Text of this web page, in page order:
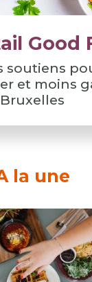
Good
soutiens
et moins
Bruxelles
la une